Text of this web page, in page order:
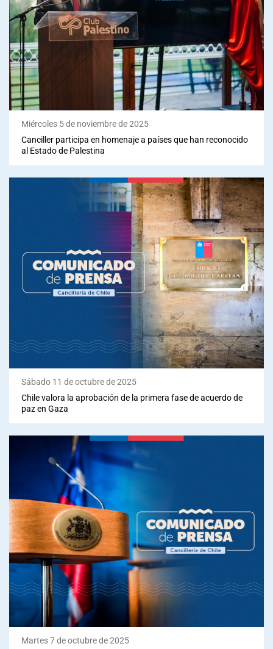
Miércoles 5 de noviembre de 2025
Canciller participa en homenaje a países que han reconocido
al Estado de Palestina
Sábado 11 de octubre de 2025
Chile valora la aprobación de la primera fase de acuerdo de
paz en Gaza
Martes 7 de octubre de 2025